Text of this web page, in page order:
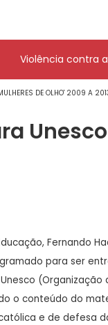
Violência contra
DE OLHO' 2009 A
Fernando
para ser
(Organização
o conteúdo do
e de defesa